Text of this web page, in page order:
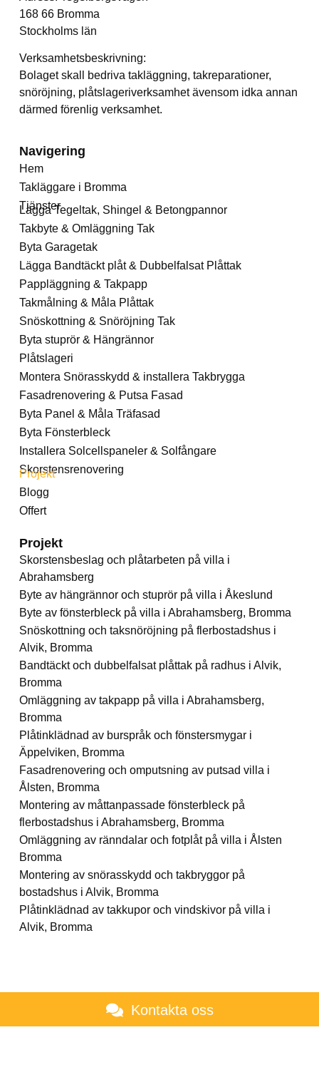
168 66 Bromma
Stockholms län
Verksamhetsbeskrivning:
Bolaget skall bedriva takläggning, takreparationer,
snöröjning, plåtslageriverksamhet ävensom idka annan
därmed förenlig verksamhet.
Navigering
Hem
Takläggare i Bromma
Tjänster
Lägga Tegeltak, Shingel & Betongpannor
Takbyte & Omläggning Tak
Byta Garagetak
Lägga Bandtäckt plåt & Dubbelfalsat Plåttak
Pappläggning & Takpapp
Takmålning & Måla Plåttak
Snöskottning & Snöröjning Tak
Byta stuprör & Hängrännor
Plåtslageri
Montera Snörasskydd & installera Takbrygga
Fasadrenovering & Putsa Fasad
Byta Panel & Måla Träfasad
Byta Fönsterbleck
Installera Solcellspaneler & Solfångare
Skorstensrenovering
Projekt
Blogg
Offert
Projekt
Skorstensbeslag och plåtarbeten på villa i
Abrahamsberg
Byte av hängrännor och stuprör på villa i Åkeslund
Byte av fönsterbleck på villa i Abrahamsberg, Bromma
Snöskottning och taksnöröjning på flerbostadshus i
Alvik, Bromma
Bandtäckt och dubbelfalsat plåttak på radhus i Alvik,
Bromma
Omläggning av takpapp på villa i Abrahamsberg,
Bromma
Plåtinklädnad av burspråk och fönstersmygar i
Äppelviken, Bromma
Fasadrenovering och omputsning av putsad villa i
Ålsten, Bromma
Montering av måttanpassade fönsterbleck på
flerbostadshus i Abrahamsberg, Bromma
Omläggning av ränndalar och fotplåt på villa i Ålsten
Bromma
Montering av snörasskydd och takbryggor på
bostadshus i Alvik, Bromma
Plåtinklädnad av takkupor och vindskivor på villa i
Alvik, Bromma
Kontakta oss